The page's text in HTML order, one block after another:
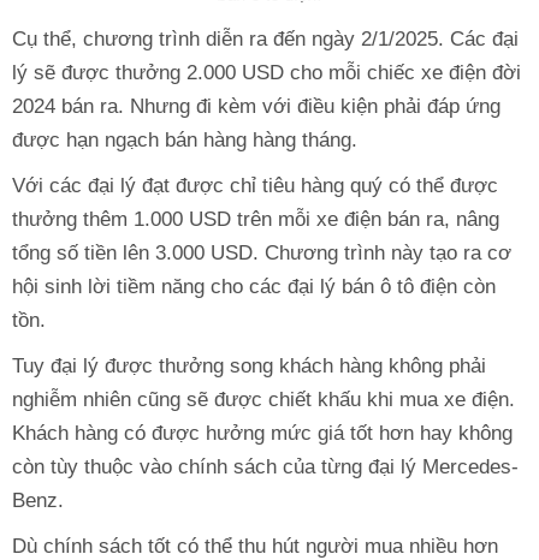
Cụ thể, chương trình diễn ra đến ngày 2/1/2025. Các đại
lý sẽ được thưởng 2.000 USD cho mỗi chiếc xe điện đời
2024 bán ra. Nhưng đi kèm với điều kiện phải đáp ứng
được hạn ngạch bán hàng hàng tháng.
Với các đại lý đạt được chỉ tiêu hàng quý có thể được
thưởng thêm 1.000 USD trên mỗi xe điện bán ra, nâng
tổng số tiền lên 3.000 USD. Chương trình này tạo ra cơ
hội sinh lời tiềm năng cho các đại lý bán ô tô điện còn
tồn.
Tuy đại lý được thưởng song khách hàng không phải
nghiễm nhiên cũng sẽ được chiết khấu khi mua xe điện.
Khách hàng có được hưởng mức giá tốt hơn hay không
còn tùy thuộc vào chính sách của từng đại lý Mercedes-
Benz.
Dù chính sách tốt có thể thu hút người mua nhiều hơn